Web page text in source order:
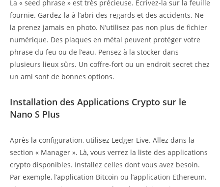
La « seed phrase » est très précieuse. Écrivez-la sur la feuille
fournie. Gardez-la à l’abri des regards et des accidents. Ne
la prenez jamais en photo. N’utilisez pas non plus de fichier
numérique. Des plaques en métal peuvent protéger votre
phrase du feu ou de l’eau. Pensez à la stocker dans
plusieurs lieux sûrs. Un coffre-fort ou un endroit secret chez
un ami sont de bonnes options.
Installation des Applications Crypto sur le
Nano S Plus
Après la configuration, utilisez Ledger Live. Allez dans la
section « Manager ». Là, vous verrez la liste des applications
crypto disponibles. Installez celles dont vous avez besoin.
Par exemple, l’application Bitcoin ou l’application Ethereum.